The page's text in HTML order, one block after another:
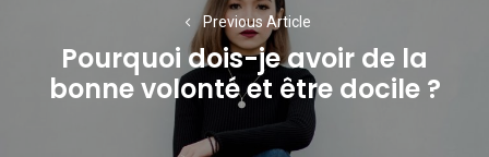
l’article
Previous Article
Previous
post:
Pourquoi dois-je avoir de la
bonne volonté et être docile ?